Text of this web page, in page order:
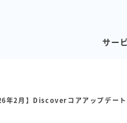
サー
年2月】Discoverコアアップデー